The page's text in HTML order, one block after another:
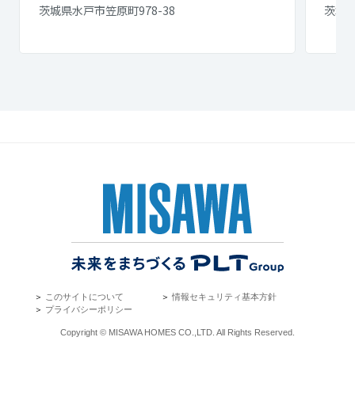
茨城県水戸市笠原町978-38 茨城
＞ このサイトについて ＞情報セキュリティ基本方針
＞ プライバシーポリシー
Copyright © MISAWA HOMES CO.,LTD. All Rights Reserved.